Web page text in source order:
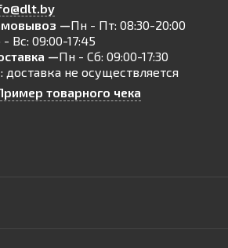
—Пн - Пт: 08:30-20:00
- Вс: 09:00-17:45
—Пн - Сб: 09:00-17:30
доставка не осуществляется
товарного чека